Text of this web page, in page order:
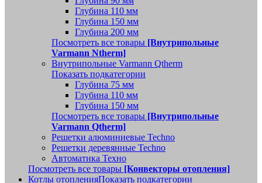
Глубина 110 мм
Глубина 150 мм
Глубина 200 мм
Посмотреть все товары [Внутрипольные
Varmann Ntherm]
Внутрипольные Varmann Qtherm
Показать подкатегории
Глубина 75 мм
Глубина 110 мм
Глубина 150 мм
Посмотреть все товары [Внутрипольные
Varmann Qtherm]
Решетки алюминиевые Techno
Решетки деревянные Techno
Автоматика Техно
Посмотреть все товары [Конвекторы отопления]
Котлы отопленияПоказать подкатегории